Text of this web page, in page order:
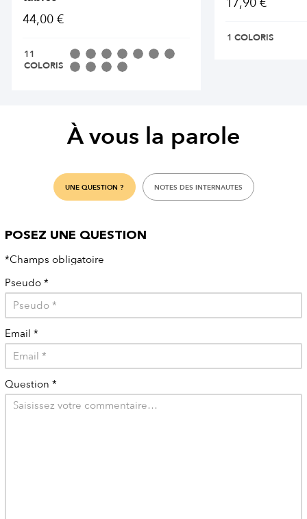
44,00 €
11
COLORIS
1 COLORIS
À vous la parole
UNE QUESTION ? NOTES DES INTERNAUTES
POSEZ UNE QUESTION
*Champs obligatoire
Pseudo *
Email *
Question *